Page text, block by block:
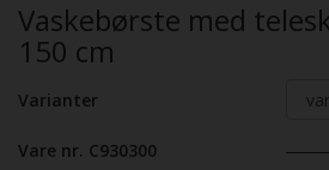
Vaskebørste med
150 cm
Varianter
Vare nr. C930300